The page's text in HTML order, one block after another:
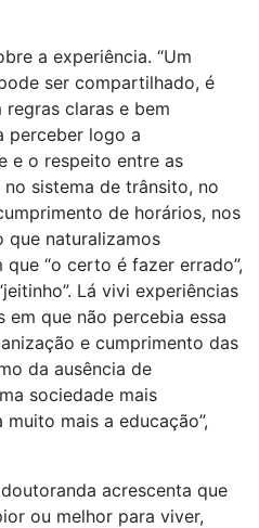
a experiência. “Um
ser compartilhado, é
claras e bem
perceber logo a
e o respeito entre as
sistema de trânsito, no
de horários, nos
que naturalizamos
“o certo é fazer errado”,
Lá vivi experiências
que não percebia essa
e cumprimento das
da ausência de
sociedade mais
mais a educação”,
acrescenta que
ou melhor para viver,